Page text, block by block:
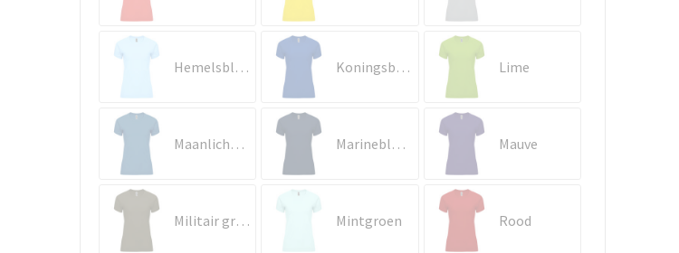
Hemelsblauw Koningsblauw Lime
Maanlichtblauw Marineblauw Mauve
Militair groen Mintgroen Rood